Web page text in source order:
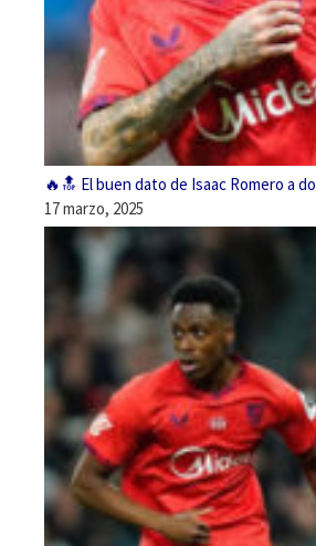
🔥🔝 El buen dato de Isaac Romero a
17 marzo, 2025